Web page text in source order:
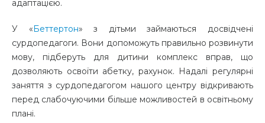
адаптацією.
У «Беттертон» з дітьми займаються досвідчені
сурдопедагоги. Вони допоможуть правильно розвинути
мову, підберуть для дитини комплекс вправ, що
дозволяють освоїти абетку, рахунок. Надалі регулярні
заняття з сурдопедагогом нашого центру відкривають
перед слабочуючими більше можливостей в освітньому
плані.